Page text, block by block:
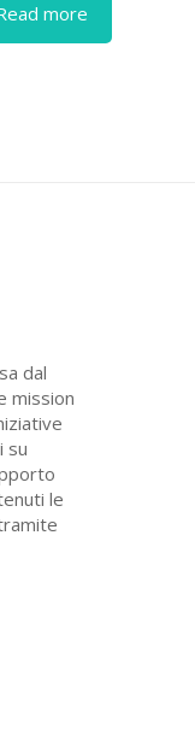
more
dal
mission
su
le